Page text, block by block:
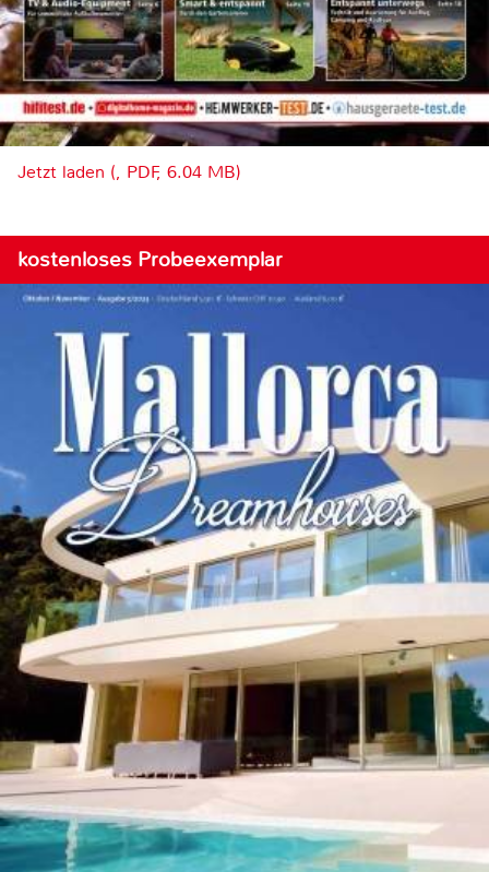
Jetzt laden (, PDF, 6.04 MB)
kostenloses Probeexemplar